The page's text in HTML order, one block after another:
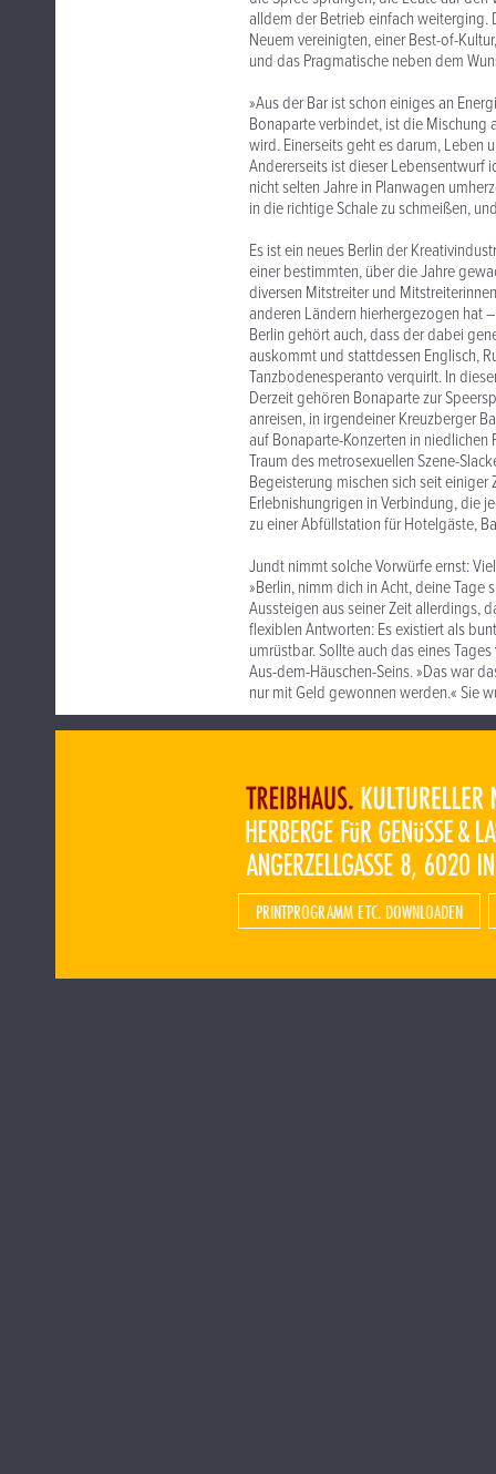
alldem der Betrieb einfach weiterging.
Neuem vereinigten, einer Best-of-
und das Pragmatische neben dem
»Aus der Bar ist schon einiges an
Bonaparte verbindet, ist die Mischung
wird. Einerseits geht es darum, Leben
Andererseits ist dieser Lebensentwurf
nicht selten Jahre in Planwagen
in die richtige Schale zu schmeißen,
Es ist ein neues Berlin der
einer bestimmten, über die Jahre
diversen Mitstreiter und
anderen Ländern hierhergezogen hat
Berlin gehört auch, dass der dabei
auskommt und stattdessen Englisch,
Tanzbodenesperanto verquirlt. In
Derzeit gehören Bonaparte zur
anreisen, in irgendeiner Kreuzberger
auf Bonaparte-Konzerten in
Traum des metrosexuellen Szene-
Begeisterung mischen sich seit
Erlebnishungrigen in Verbindung, die
zu einer Abfüllstation für Hotelgäste,
Jundt nimmt solche Vorwürfe ernst:
»Berlin, nimm dich in Acht, deine
Aussteigen aus seiner Zeit allerdings,
flexiblen Antworten: Es existiert als
umrüstbar. Sollte auch das eines
Aus-dem-Häuschen-Seins. »Das war
nur mit Geld gewonnen werden.« Sie
PRINTPROGRAMM ETC. DOWNLOADEN